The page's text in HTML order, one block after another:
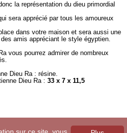
la représentation du dieu primordial
sera apprécié par tous les amoureux
dans votre maison et sera aussi une
amis appréciant le style égyptien.
vous pourrez admirer de nombreux
Dieu Ra : résine.
Dieu Ra :33 x 7 x 11,5